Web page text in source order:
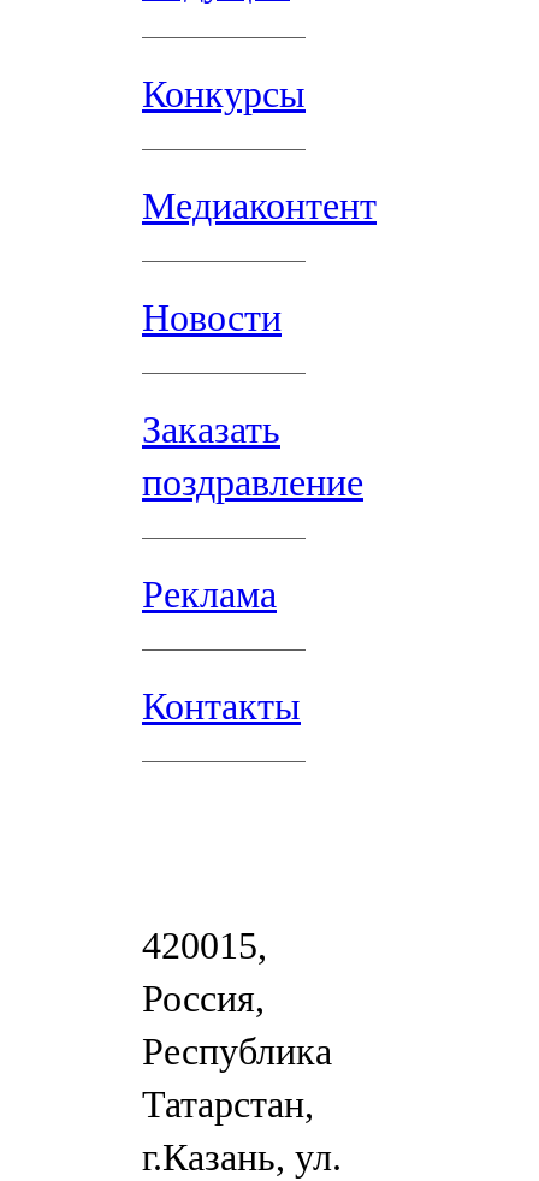
Конкурсы
Медиаконтент
Новости
Заказать
поздравление
Реклама
Контакты
420015,
Россия,
Республика
Татарстан,
г.Казань, ул.